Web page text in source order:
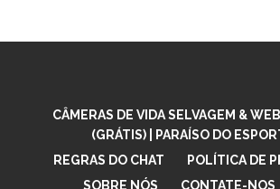
CÂMERAS DE VIDA SELVAGEM &
(GRÁTIS) | PARAÍSO DO
REGRAS DO CHAT
POLÍTICA DE
SOBRE NÓS
CONTATE-NOS